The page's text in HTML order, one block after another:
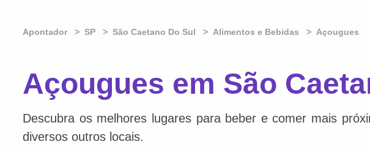
Apontador SP São Caetano Do Sul Alimentos e Bebidas Açougues
Açougues em São
Descubra os melhores lugares para beber e comer mais
diversos outros locais.